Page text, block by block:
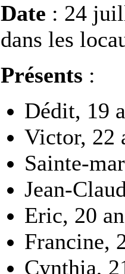
Date : 24
dans les
Présents :
Dédit, 19
Victor, 22
Sainte-
Jean-
Eric, 20
Francine,
Cynthia,